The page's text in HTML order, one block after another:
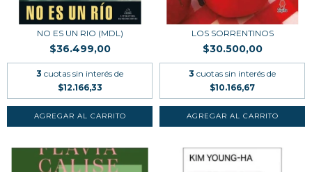
NO ES UN RIO (MDL)
$36.499,00
3 cuotas sin interés de
$12.166,33
LOS SORRENTINOS
$30.500,00
3 cuotas sin interés de
$10.166,67